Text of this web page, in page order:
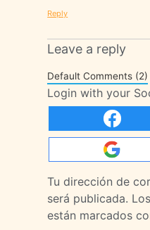
Reply
Leave a reply
Default Comments (2)
Login with your
Tu dirección de
será publicada.
están marcados